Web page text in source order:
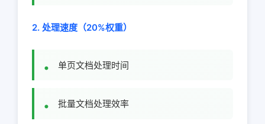
2. 处理速度（20%权重）
单页文档处理时间
批量文档处理效率